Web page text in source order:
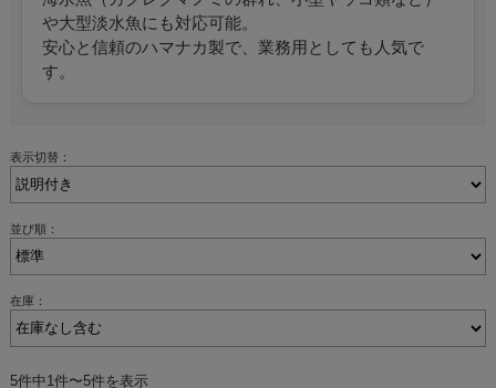
や大型淡水魚にも対応可能。
安心と信頼のハマナカ製で、業務用としても人気で
す。
表示切替：
並び順：
在庫：
5件中1件〜5件を表示